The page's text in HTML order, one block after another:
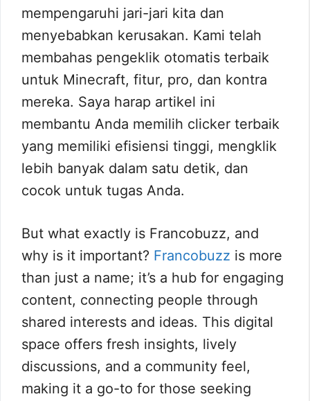
mempengaruhi jari-jari kita dan
menyebabkan kerusakan. Kami telah
membahas pengeklik otomatis terbaik
untuk Minecraft, fitur, pro, dan kontra
mereka. Saya harap artikel ini
membantu Anda memilih clicker terbaik
yang memiliki efisiensi tinggi, mengklik
lebih banyak dalam satu detik, dan
cocok untuk tugas Anda.
But what exactly is Francobuzz, and
why is it important? Francobuzz is more
than just a name; it’s a hub for engaging
content, connecting people through
shared interests and ideas. This digital
space offers fresh insights, lively
discussions, and a community feel,
making it a go-to for those seeking